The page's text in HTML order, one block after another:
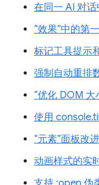
在同一 AI 对
“效果”中的第
标记工具提示
强制自动重排
“优化 DOM 大
使用
“元素”面板改进
动画样式的实